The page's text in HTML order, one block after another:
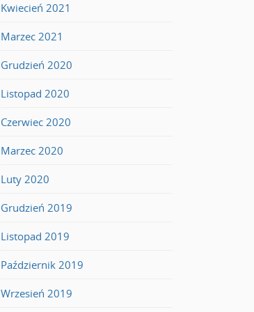
Kwiecień 2021
Marzec 2021
Grudzień 2020
Listopad 2020
Czerwiec 2020
Marzec 2020
Luty 2020
Grudzień 2019
Listopad 2019
Październik 2019
Wrzesień 2019